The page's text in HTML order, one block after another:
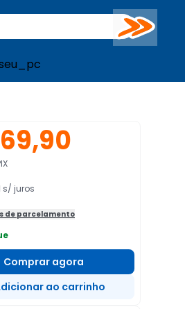
Buscar
Periféricos
TV
s/ juros
de parcelamento
Comprar agora
ao carrinho